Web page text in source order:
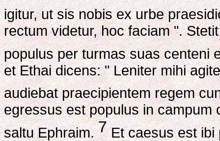
igitur, ut sis nobis ex urbe
rectum videtur, hoc faciam ".
populus per turmas suas centeni
et Ethai dicens: " Leniter mihi
audiebat praecipientem regem
egressus est populus in campum
saltu Ephraim.7Et caesus est ibi